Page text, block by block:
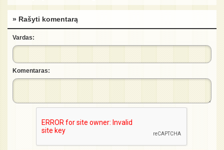
» Rašyti komentarą
Vardas:
Komentaras: